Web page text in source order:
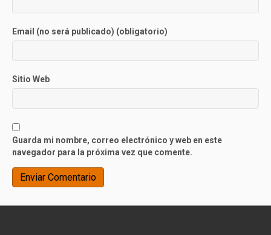
Email (no será publicado) (obligatorio)
Sitio Web
Guarda mi nombre, correo electrónico y web en este
navegador para la próxima vez que comente.